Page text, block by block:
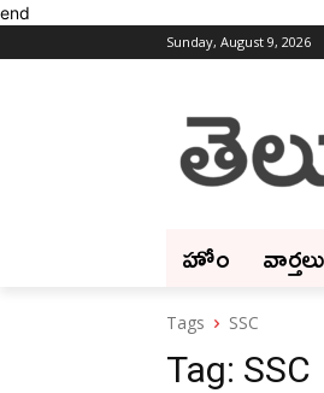
end
Sunday, August 9, 2026
హోం వార్తలు
Tags SSC
Tag: SSC